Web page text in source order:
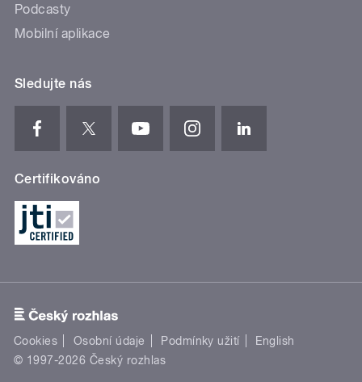
Podcasty
Mobilní aplikace
Sledujte nás
Certifikováno
Cookies Osobní údaje Podmínky užití
English
© 1997-2026 Český rozhlas